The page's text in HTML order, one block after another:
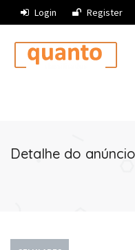
Login Register
Detalhe do anúncio